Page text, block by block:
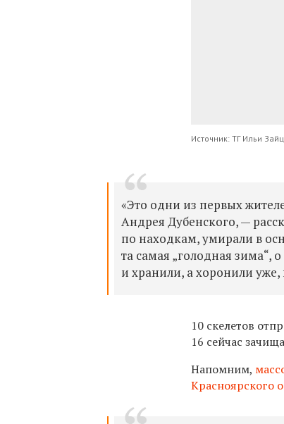
Источник: ТГ Ильи
«Это одни из первых
Андрея Дубенского, —
по находкам, умирали в
та самая „голодная зима“,
и хранили, а хоронили
10 скелетов
16 сейчас
Напомним,
Красноярского